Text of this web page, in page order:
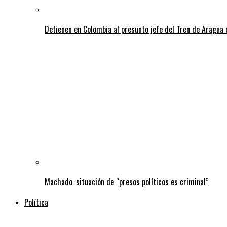
Detienen en Colombia al presunto jefe del Tren de Aragua
Machado: situación de “presos políticos es criminal”
Política